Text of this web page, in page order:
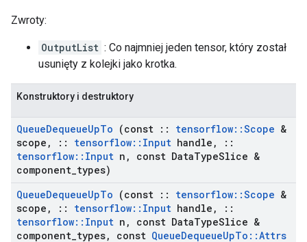
Zwroty:
OutputList : Co najmniej jeden tensor, który został
usunięty z kolejki jako krotka.
Konstruktory i destruktory
QueueDequeueUpTo (const :: tensorflow::Scope &
scope , :: tensorflow:: Input handle ,
::
tensorflow:: Input n , const DataTypeSlice &
component types)
QueueDequeueUpTo (const :: tensorflow::Scope &
scope , :: tensorflow:: Input handle ,
::
tensorflow:: Input n , const DataTypeSlice &
component types, const QueueDequeueUpTo ::Attrs